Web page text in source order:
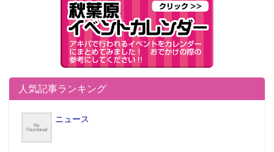
人気記事ランキング
ニュース